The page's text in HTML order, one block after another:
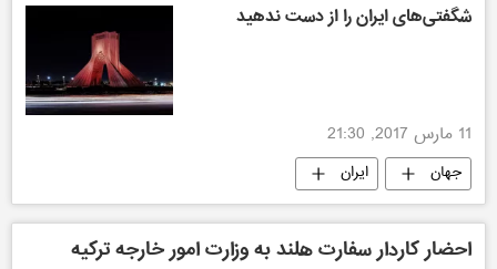
شگفتی‌های ایران را از دست ندهید
11 مارس 2017, 21:30
جهان ایران
احضار کاردار سفارت هلند به وزارت امور خارجه ترکیه